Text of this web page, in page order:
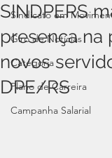
Sindicato em
Giro de Notícias
Categoria
Plano de Carreira
Campanha Salarial
SINDPERS
presença na
novos
DPE/RS